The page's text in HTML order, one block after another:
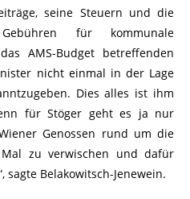
seine Steuern und die
für kommunale
AMS-Budget betreffenden
nicht einmal in der Lage
Dies alles ist ihm
für Stöger geht es ja nur
Genossen rund um die
zu verwischen und dafür
sagte Belakowitsch-Jenewein.